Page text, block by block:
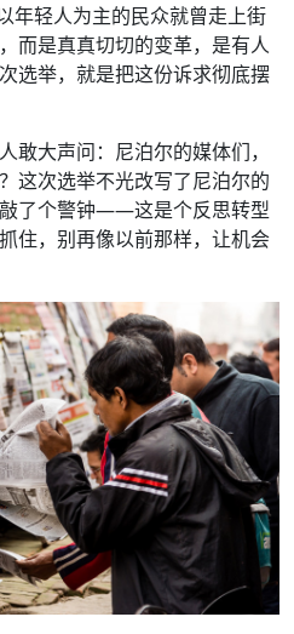
年轻人为主的民众就曾走上街
而是真真切切的变革，是有人
选举，就是把这份诉求彻底摆
敢大声问：尼泊尔的媒体们，
这次选举不光改写了尼泊尔的
了个警钟——这是个反思转型
住，别再像以前那样，让机会